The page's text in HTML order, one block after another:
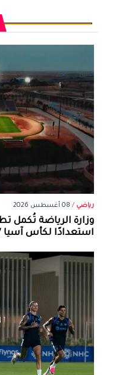
رياضي / 08 أغسطس 2026
وزارة الرياضة تُكمل
استعدادًا لكأس آسيا 2027